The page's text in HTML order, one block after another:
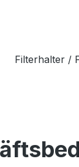
Filterhalter /